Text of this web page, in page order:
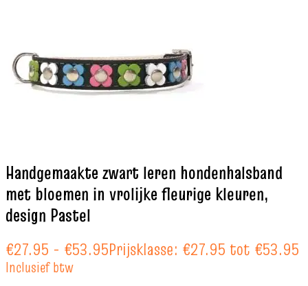
Handgemaakte zwart leren hondenhalsband
met bloemen in vrolijke fleurige kleuren,
design Pastel
€27.95 - €53.95Prijsklasse: €27.95 tot €53.95
Inclusief btw